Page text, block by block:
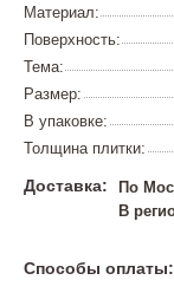
Материал:
Поверхность:
Тема:
Размер:
В упаковке:
Толщина плитки:
Доставка: По
В
Способы оплаты: